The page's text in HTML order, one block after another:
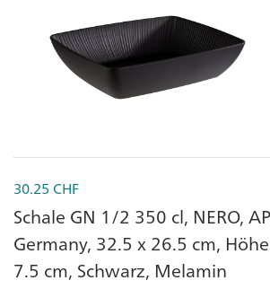
30.25 CHF
Schale GN 1/2 350 cl, NERO,
Germany, 32.5 x 26.5 cm, Höhe
7.5 cm, Schwarz, Melamin